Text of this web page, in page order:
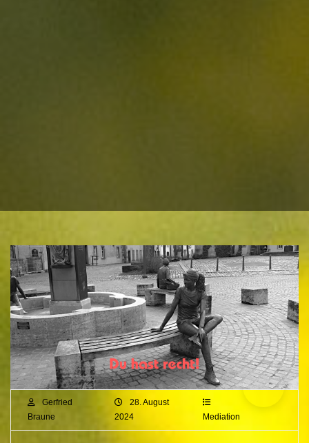
Gerfried
Braune
28. August
2024
Mediation